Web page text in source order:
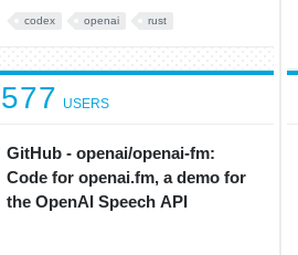
codex openai rust
GitHub - openai/openai-fm:
Code for openai.fm, a demo for
the OpenAI Speech API
577 USERS